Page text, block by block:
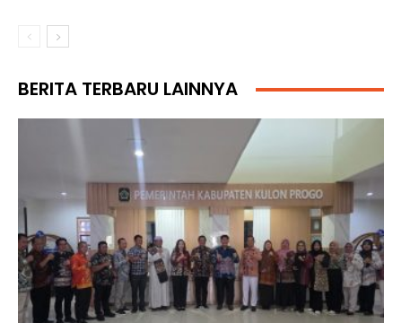
BERITA TERBARU LAINNYA